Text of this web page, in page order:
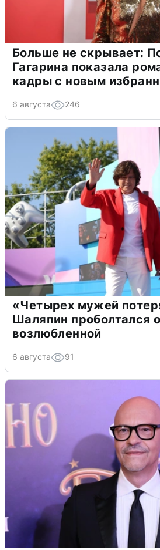
Больше не скрывает:
Гагарина показала
кадры с новым
6 августа 246
«Четырех мужей
Шаляпин проболтался
возлюбленной
6 августа 91